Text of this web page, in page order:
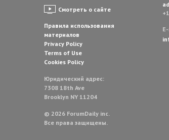
Смотреть о сайте
Правила использования
материалов
Privacy Policy
Terms of Use
Cookies Policy
Юридический адрес:
7308 18th Ave
Brooklyn NY 11204
© 2026 ForumDaily inc.
Все права защищены.